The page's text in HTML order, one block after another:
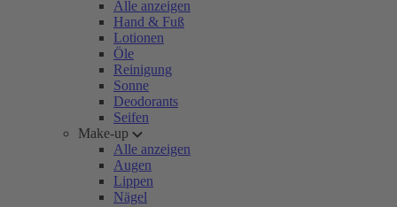
Alle anzeigen
Hand & Fuß
Lotionen
Öle
Reinigung
Sonne
Deodorants
Seifen
Make-up
Alle anzeigen
Augen
Lippen
Nägel